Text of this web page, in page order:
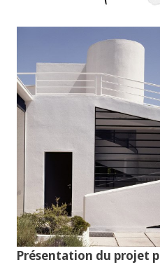
Présentation du projet